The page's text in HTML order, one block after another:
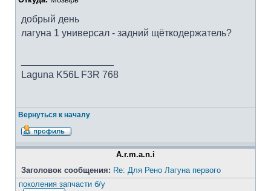
добрый день
лагуна 1 универсал - задний щёткодержатель?
Laguna K56L F3R 768
Вернуться к началу
A.r.m.a.n.i
Заголовок сообщения: Re: Для Рено Лагуна первого
поколения запчасти б/у